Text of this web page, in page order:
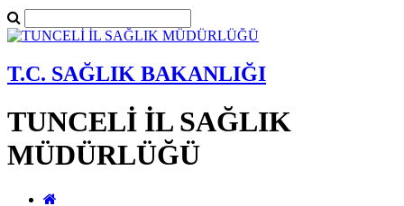
T.C. SAĞLIK BAKANLIĞI
TUNCELİ İL SAĞLIK
MÜDÜRLÜĞÜ